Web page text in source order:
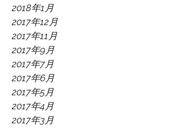
2018年1月
2017年12月
2017年11月
2017年9月
2017年7月
2017年6月
2017年5月
2017年4月
2017年3月